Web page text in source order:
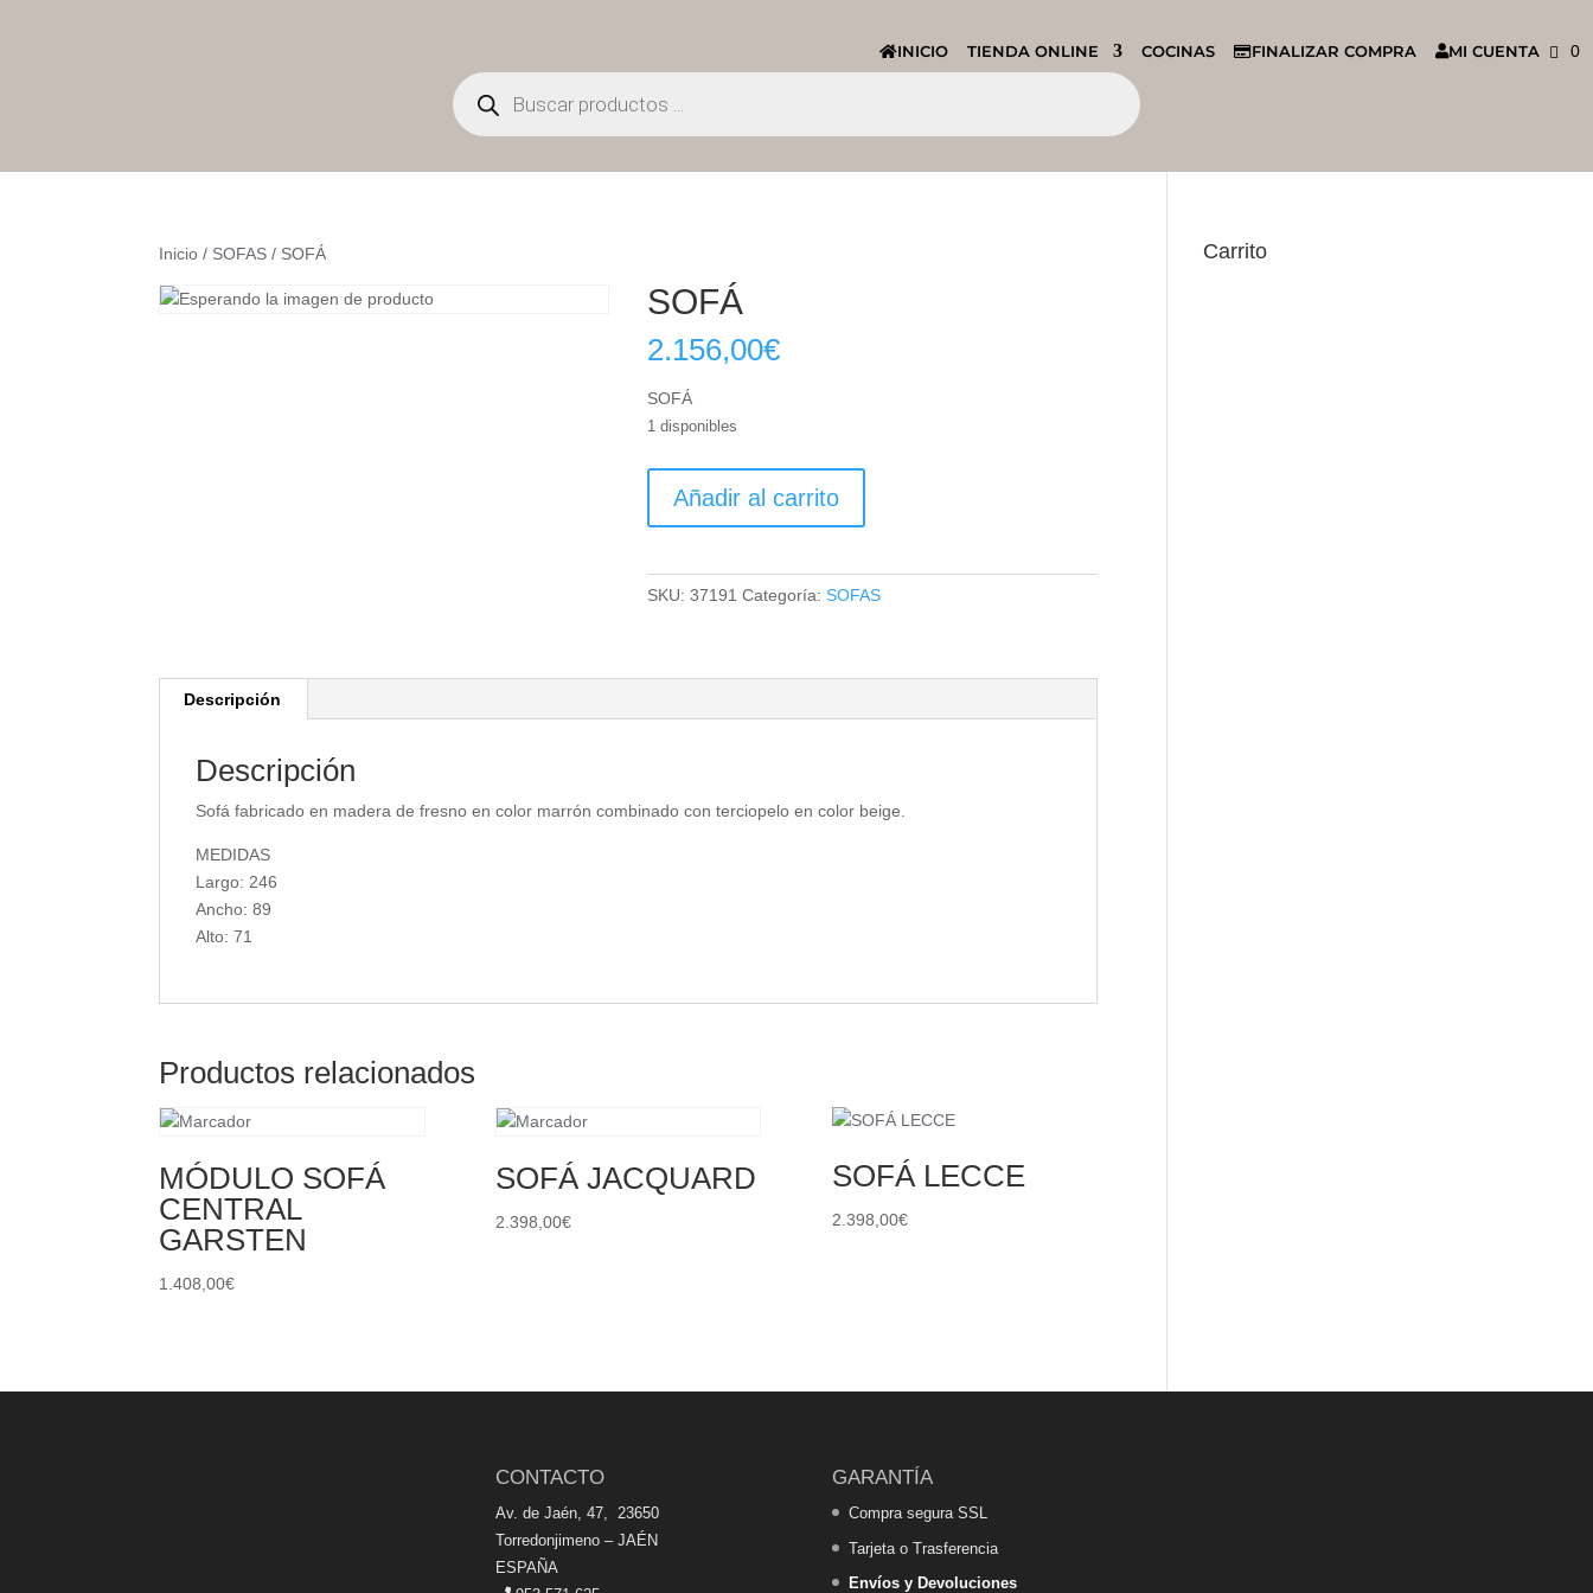
INICIO TIENDA ONLINE COCINAS FINALIZAR COMPRA MI CUENTA
0
Búsqueda
de
productos
Inicio / SOFAS / SOFÁ
SOFÁ
2.156,00€
SOFÁ
1 disponibles
cantidad
Añadir al carrito
SKU:37191 Categoría:SOFAS
Descripción
Descripción
Sofá fabricado en madera de fresno en color marrón combinado con terciopelo en color beige.
MEDIDAS
Largo: 246
Ancho: 89
Alto: 71
Productos relacionados
MÓDULO SOFÁ
CENTRAL
GARSTEN
1.408,00€
SOFÁ JACQUARD
2.398,00€
SOFÁ LECCE
2.398,00€
Carrito
CONTACTO
Av. de Jaén, 47, 23650
Torredonjimeno – JAÉN
ESPAÑA
GARANTÍA
Compra segura SSL
Tarjeta o Trasferencia
Envíos y Devoluciones